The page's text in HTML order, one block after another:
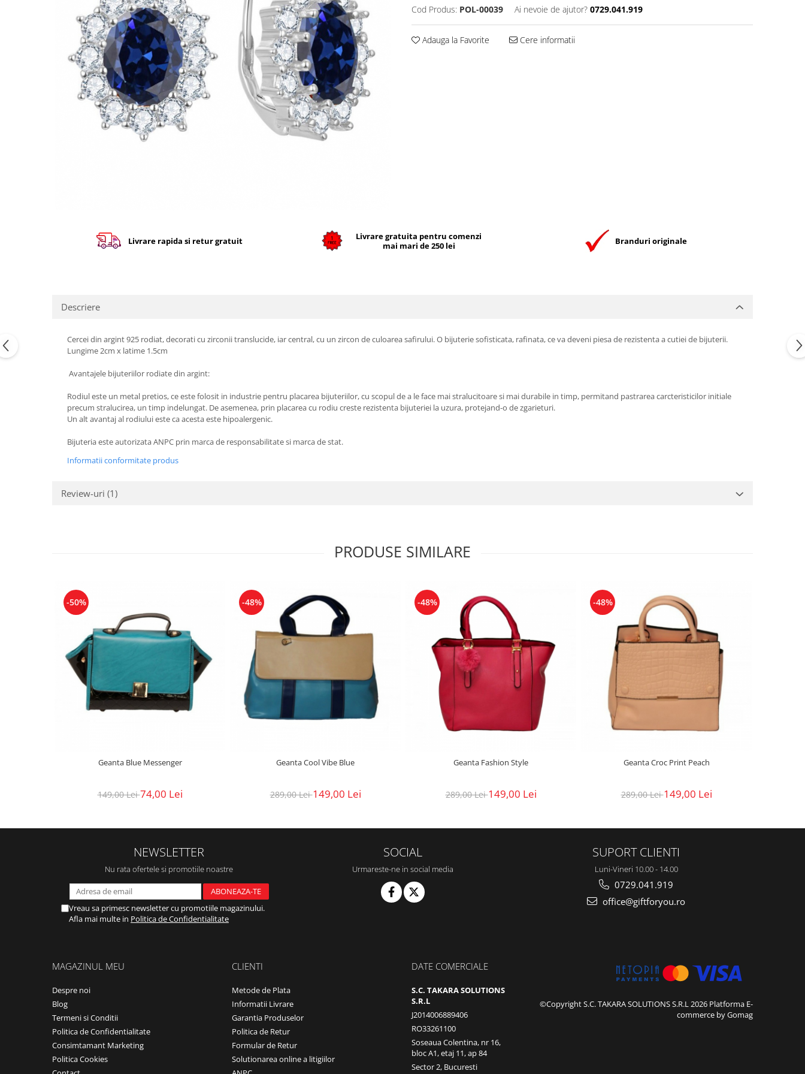
Cod Produs: POL-00039 Ai nevoie de ajutor? 0729.041.919
Adauga la Favorite Cere informatii
Livrare rapida si retur gratuit
Livrare gratuita pentru comenzi
mai mari de 250 lei
Branduri originale
Descriere
Cercei din argint 925 rodiat, decorati cu zirconii translucide, iar central, cu un zircon de culoarea safirului. O bijuterie sofisticata, rafinata, ce va deveni piesa de rezistenta a cutiei de bijuterii.
Lungime 2cm x latime 1.5cm
Avantajele bijuteriilor rodiate din argint:
Rodiul este un metal pretios, ce este folosit in industrie pentru placarea bijuteriilor, cu scopul de a le face mai stralucitoare si mai durabile in timp, permitand pastrarea carcteristicilor initiale
precum stralucirea, un timp indelungat. De asemenea, prin placarea cu rodiu creste rezistenta bijuteriei la uzura, protejand-o de zgarieturi.
Un alt avantaj al rodiului este ca acesta este hipoalergenic.
Bijuteria este autorizata ANPC prin marca de responsabilitate si marca de stat.
Informatii conformitate produs
Review-uri (1)
PRODUSE SIMILARE
-50%
Geanta Blue Messenger
149,00 Lei74,00 Lei
-48%
Geanta Cool Vibe Blue
289,00 Lei149,00 Lei
-48%
Geanta Fashion Style
289,00 Lei149,00 Lei
-48%
Geanta Croc Print Peach
289,00 Lei149,00 Lei
NEWSLETTER
Nu rata ofertele si promotiile noastre
Vreau sa primesc newsletter cu promotiile magazinului.
Afla mai multe in Politica de Confidentialitate
SOCIAL
Urmareste-ne in social media
SUPORT CLIENTI
Luni-Vineri 10.00 - 14.00
0729.041.919
office@giftforyou.ro
MAGAZINUL MEU
Despre noi
Blog
Termeni si Conditii
Politica de Confidentialitate
Consimtamant Marketing
Politica Cookies
CLIENTI
Metode de Plata
Informatii Livrare
Garantia Produselor
Politica de Retur
Formular de Retur
Solutionarea online a litigiilor
DATE COMERCIALE
S.C. TAKARA SOLUTIONS
S.R.L
J2014006889406
RO33261100
Soseaua Colentina, nr 16,
bloc A1, etaj 11, ap 84
Sector 2, Bucuresti
©Copyright S.C. TAKARA SOLUTIONS S.R.L 2026 Platforma E-
commerce by Gomag